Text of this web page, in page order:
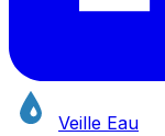
Veille Eau